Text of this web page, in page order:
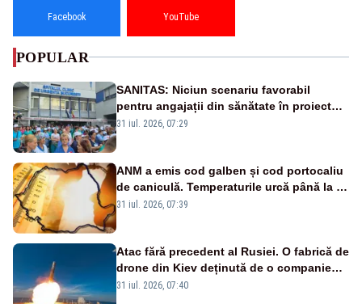
Facebook YouTube
POPULAR
SANITAS: Niciun scenariu favorabil
pentru angajații din sănătate în proiectul
Legii salarizării
31 iul. 2026, 07:29
ANM a emis cod galben și cod portocaliu
de caniculă. Temperaturile urcă până la 38
de grade, iar nopțile devin tropicale
31 iul. 2026, 07:39
Atac fără precedent al Rusiei. O fabrică de
drone din Kiev deținută de o companie
americană, distrusă de o rachetă
31 iul. 2026, 07:40